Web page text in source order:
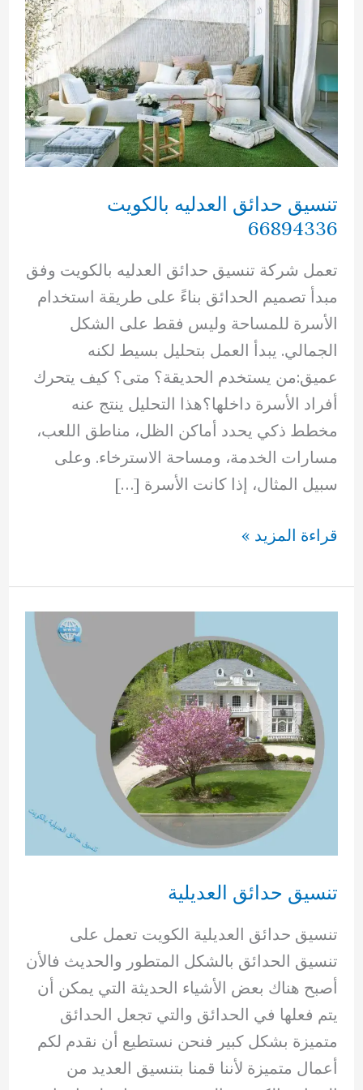
تنسيق حدائق العدليه بالكويت
66894336
تعمل شركة تنسيق حدائق العدليه بالكويت وفق
مبدأ تصميم الحدائق بناءً على طريقة استخدام
الأسرة للمساحة وليس فقط على الشكل
الجمالي. يبدأ العمل بتحليل بسيط لكنه
عميق:من يستخدم الحديقة؟ متى؟ كيف يتحرك
أفراد الأسرة داخلها؟هذا التحليل ينتج عنه
مخطط ذكي يحدد أماكن الظل، مناطق اللعب،
مسارات الخدمة، ومساحة الاسترخاء. وعلى
سبيل المثال، إذا كانت الأسرة […]
تنسيق
العدليه
بالكويت
قراءة المزيد »
تنسيق حدائق العديلية
تنسيق حدائق العديلية الكويت تعمل على
تنسيق الحدائق بالشكل المتطور والحديث فالأن
أصبح هناك بعض الأشياء الحديثة التي يمكن أن
يتم فعلها في الحدائق والتي تجعل الحدائق
متميزة بشكل كبير فنحن نستطيع أن نقدم لكم
أعمال متميزة لأننا قمنا بتنسيق العديد من